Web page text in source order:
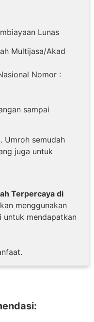
Lunas
Multijasa/Akad
Nomor :
sampai
Umroh semudah
juga untuk
Terpercaya di
menggunakan
untuk mendapatkan